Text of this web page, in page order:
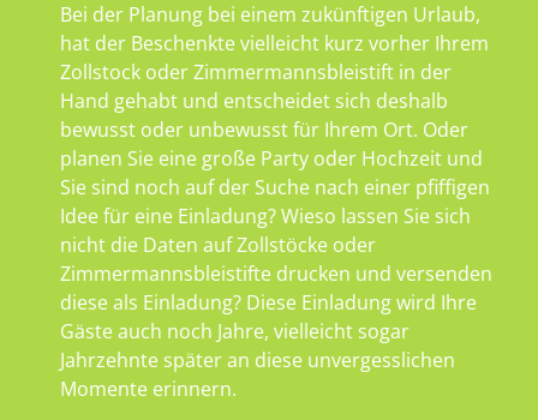
Bei der Planung bei einem zukünftigen Urlaub,
hat der Beschenkte vielleicht kurz vorher Ihrem
Zollstock oder Zimmermannsbleistift in der
Hand gehabt und entscheidet sich deshalb
bewusst oder unbewusst für Ihrem Ort. Oder
planen Sie eine große Party oder Hochzeit und
Sie sind noch auf der Suche nach einer pfiffigen
Idee für eine Einladung? Wieso lassen Sie sich
nicht die Daten auf Zollstöcke oder
Zimmermannsbleistifte drucken und versenden
diese als Einladung? Diese Einladung wird Ihre
Gäste auch noch Jahre, vielleicht sogar
Jahrzehnte später an diese unvergesslichen
Momente erinnern.